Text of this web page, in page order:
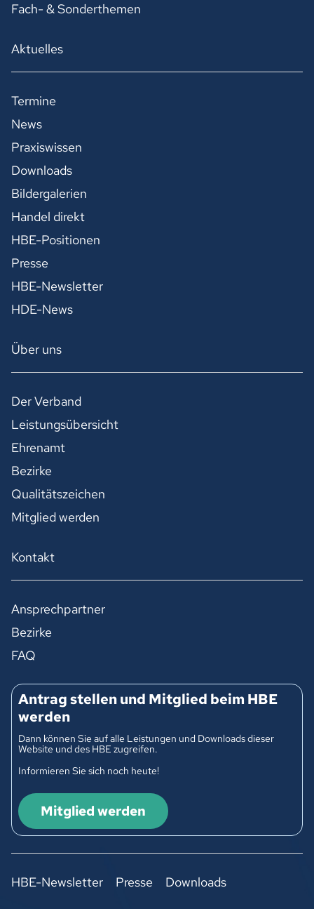
Fach- & Sonderthemen
Aktuelles
Termine
News
Praxiswissen
Downloads
Bildergalerien
Handel direkt
HBE-Positionen
Presse
HBE-Newsletter
HDE-News
Über uns
Der Verband
Leistungsübersicht
Ehrenamt
Bezirke
Qualitätszeichen
Mitglied werden
Kontakt
Ansprechpartner
Bezirke
FAQ
Antrag stellen und Mitglied beim HBE
werden
Dann können Sie auf alle Leistungen und Downloads dieser
Website und des HBE zugreifen.
Informieren Sie sich noch heute!
Mitglied werden
HBE-Newsletter Presse Downloads